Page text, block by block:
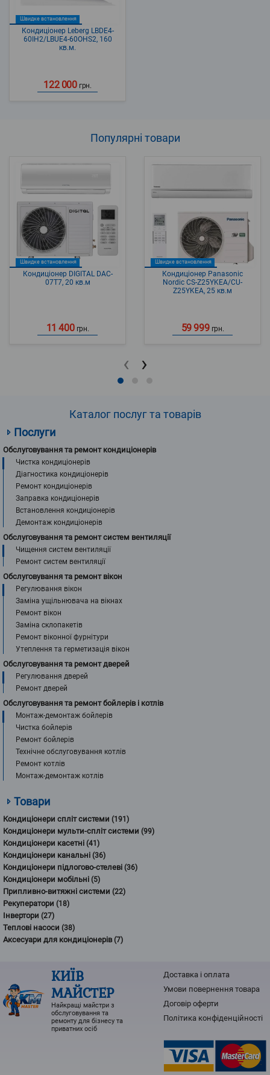
Швидке встановлення
Кондиціонер Leberg LBDE4-
60IH2/LBUE4-60OHS2, 160
кв.м.
122 000 грн.
Популярні товари
Швидке встановлення
Кондиціонер DIGITAL DAC-
07T7, 20 кв.м
11 400 грн.
Швидке встановлення
Кондиціонер Panasonic
Nordic CS-Z25YKEA/CU-
Z25YKEA, 25 кв.м
59 999 грн.
‹ ›
Каталог послуг та товарів
Послуги
Обслуговування та ремонт кондиціонерів
Чистка кондиціонерів
Діагностика кондиціонерів
Ремонт кондиціонерів
Заправка кондиціонерів
Встановлення кондиціонерів
Демонтаж кондиціонерів
Обслуговування та ремонт систем вентиляції
Чищення систем вентиляції
Ремонт систем вентиляції
Обслуговування та ремонт вікон
Регулювання вікон
Заміна ущільнювача на вікнах
Ремонт вікон
Заміна склопакетів
Ремонт віконної фурнітури
Утеплення та герметизація вікон
Обслуговування та ремонт дверей
Регулювання дверей
Ремонт дверей
Обслуговування та ремонт бойлерів і котлів
Монтаж-демонтаж бойлерів
Чистка бойлерів
Ремонт бойлерів
Технічне обслуговування котлів
Ремонт котлів
Монтаж-демонтаж котлів
Товари
Кондиціонери спліт системи (191)
Кондиціонери мульти-спліт системи (99)
Кондиціонери касетні (41)
Кондиціонери канальні (36)
Кондиціонери підлогово-стелеві (36)
Кондиціонери мобільні (5)
Припливно-витяжні системи (22)
Рекуператори (18)
Інвертори (27)
Теплові насоси (38)
Аксесуари для кондиціонерів(7)
КИЇВ
МАЙСТЕР
Найкращі майстри з
обслуговування та
ремонту для бізнесу та
приватних осіб
Доставка і оплата
Умови повернення товарa
Договір оферти
Політика конфіденційності